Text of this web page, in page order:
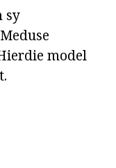
sy
model